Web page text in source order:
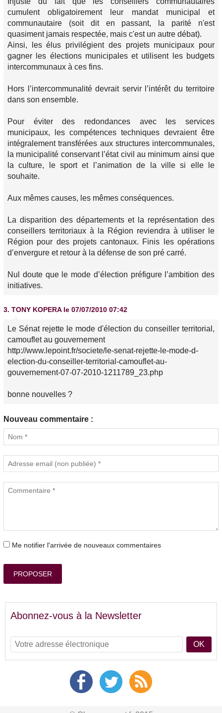
cumulent obligatoirement leur mandat municipal et
communautaire (soit dit en passant, la parité n'est
quasiment jamais respectée, mais c'est un autre débat).
Ainsi, les élus privilégient des projets municipaux pour
gagner les élections municipales et utilisent les budgets
intercommunaux à ces fins.
Hors l’intercommunalité devrait servir l’intérêt du territoire
dans son ensemble.
Pour éviter des redondances avec les services
municipaux, les compétences techniques devraient être
intégralement transférées aux structures intercommunales,
la municipalité conservant l’état civil au minimum ainsi que
la culture, le sport et l’animation de la ville si elle le
souhaite.
Aux mêmes causes, les mêmes conséquences.
La disparition des départements et la représentation des
conseillers territoriaux à la Région reviendra à utiliser le
Région pour des projets cantonaux. Finis les opérations
d’envergure et retour à la défense de son pré carré.
Nul doute que le mode d’élection préfigure l’ambition des
initiatives.
3. TONY KOPERA le 07/07/2010 07:42
Le Sénat rejette le mode d'élection du conseiller territorial,
camouflet au gouvernement
http://www.lepoint.fr/societe/le-senat-rejette-le-mode-d-
election-du-conseiller-territorial-camouflet-au-
gouvernement-07-07-2010-1211789_23.php
bonne nouvelles ?
Nouveau commentaire :
Me notifier l'arrivée de nouveaux commentaires
PROPOSER
Abonnez-vous à la Newsletter
OK